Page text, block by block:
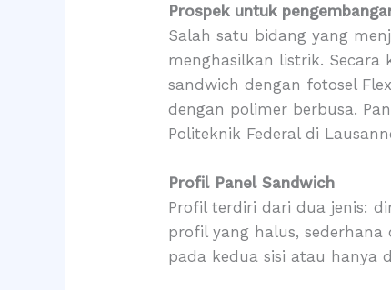
Prospek untuk
Salah satu bidang yang
menghasilkan listrik.
sandwich dengan fotosel
dengan polimer berbusa.
Politeknik Federal di
Profil Panel Sandwich
Profil terdiri dari dua jenis:
profil yang halus,
pada kedua sisi atau hanya